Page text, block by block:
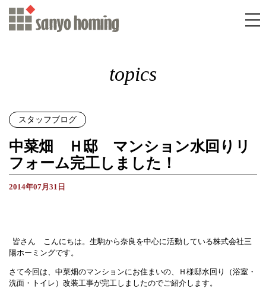
topics
スタッフブログ
中菜畑 Ｈ邸 マンション水回りリ
フォーム完工しました！
2014年07月31日
皆さん こんにちは。生駒から奈良を中心に活動している株式会社三
陽ホーミングです。
さて今回は、中菜畑のマンションにお住まいの、Ｈ様邸水回り（浴室・
洗面・トイレ）改装工事が完工しましたのでご紹介します。